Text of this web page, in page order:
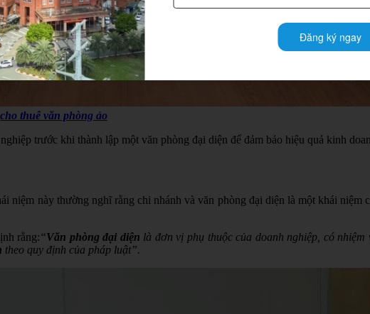
cho thuê văn phòng ảo
trước khi thành lập một văn phòng đại diện để đảm bảo hiệu quả kinh
niệm này thường nghĩ rằng chi nhánh và văn phòng đại diện là một khái
rằng:“Văn phòng đại diện là đơn vị phụ thuộc của doanh nghiệp, có
theo quy định của pháp luật”.
Đăng ký ngay